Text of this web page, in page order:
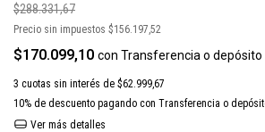
$288.331,67
Precio sin impuestos $156.197,52
$170.099,10 con Transferencia o depósito
3 cuotas sin interés de $62.999,67
10% de descuento pagando con Transferencia o
Ver más detalles